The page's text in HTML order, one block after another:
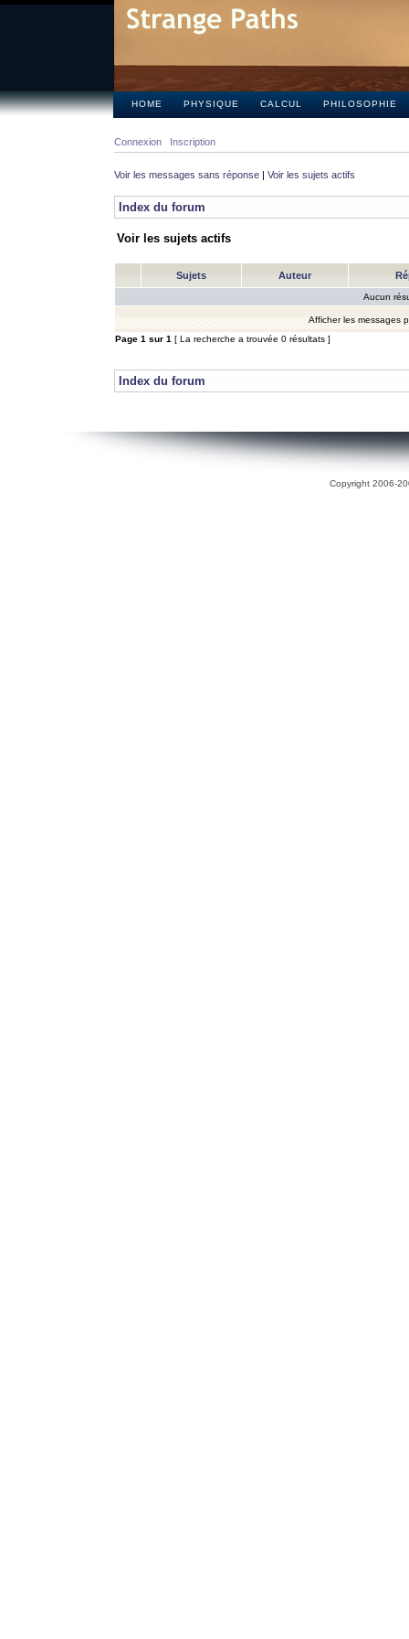
HOME PHYSIQUE CALCUL PHILOSOPHIE
Connexion Inscription
Voir les messages sans réponse | Voir les sujets actifs
Index du forum
Voir les sujets actifs
Sujets Auteur
Aucun
Afficher les messages
Page 1 sur 1 [ La recherche a trouvée 0 résultats ]
Index du forum
Copyright 2006-